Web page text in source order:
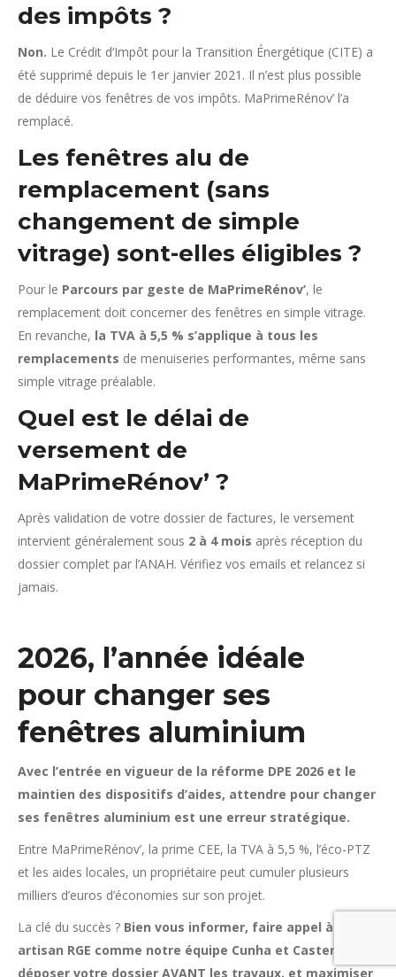
des impôts ?
Non. Le Crédit d’Impôt pour la Transition Énergétique (CITE) a
été supprimé depuis le 1er janvier 2021. Il n’est plus possible
de déduire vos fenêtres de vos impôts. MaPrimeRénov’ l’a
remplacé.
Les fenêtres alu de
remplacement (sans
changement de simple
vitrage) sont-elles éligibles ?
Pour le Parcours par geste de MaPrimeRénov’, le
remplacement doit concerner des fenêtres en simple vitrage.
En revanche, la TVA à 5,5 % s’applique à tous les
remplacements de menuiseries performantes, même sans
simple vitrage préalable.
Quel est le délai de
versement de
MaPrimeRénov’ ?
Après validation de votre dossier de factures, le versement
intervient généralement sous 2 à 4 mois après réception du
dossier complet par l’ANAH. Vérifiez vos emails et relancez si
jamais.
2026, l’année idéale
pour changer ses
fenêtres aluminium
Avec l’entrée en vigueur de la réforme DPE 2026 et le
maintien des dispositifs d’aides, attendre pour changer
ses fenêtres aluminium est une erreur stratégique.
Entre MaPrimeRénov’, la prime CEE, la TVA à 5,5 %, l’éco-PTZ
et les aides locales, un propriétaire peut cumuler plusieurs
milliers d’euros d’économies sur son projet.
La clé du succès ? Bien vous informer, faire appel à un
artisan RGE comme notre équipe Cunha et Castera,
déposer votre dossier AVANT les travaux, et maximiser